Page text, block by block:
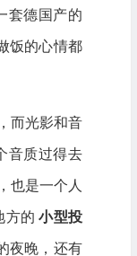
套德国产的
饭的心情都
而光影和音
音质过得去
也是一个人
方的小型投
夜晚，还有